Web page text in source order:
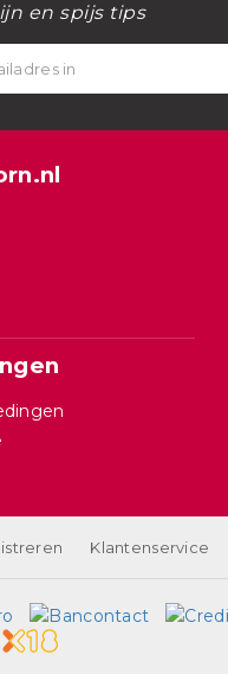
en spijs tips
Klantenservice